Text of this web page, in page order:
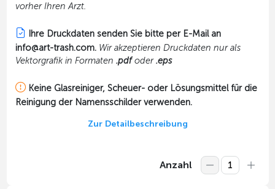
vorher Ihren Arzt.
Ihre Druckdaten senden Sie bitte per E-Mail an
info@art-trash.com.Wir akzeptieren Druckdaten nur als
Vektorgrafik in Formaten .pdfoder.eps
Keine Glasreiniger, Scheuer- oder Lösungsmittel für die
Reinigung der Namensschilder verwenden.
Zur Detailbeschreibung
Anzahl